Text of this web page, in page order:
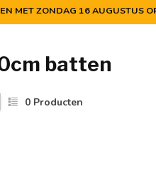
MET ZONDAG 16 AUGUSTUS
batten
0 Producten